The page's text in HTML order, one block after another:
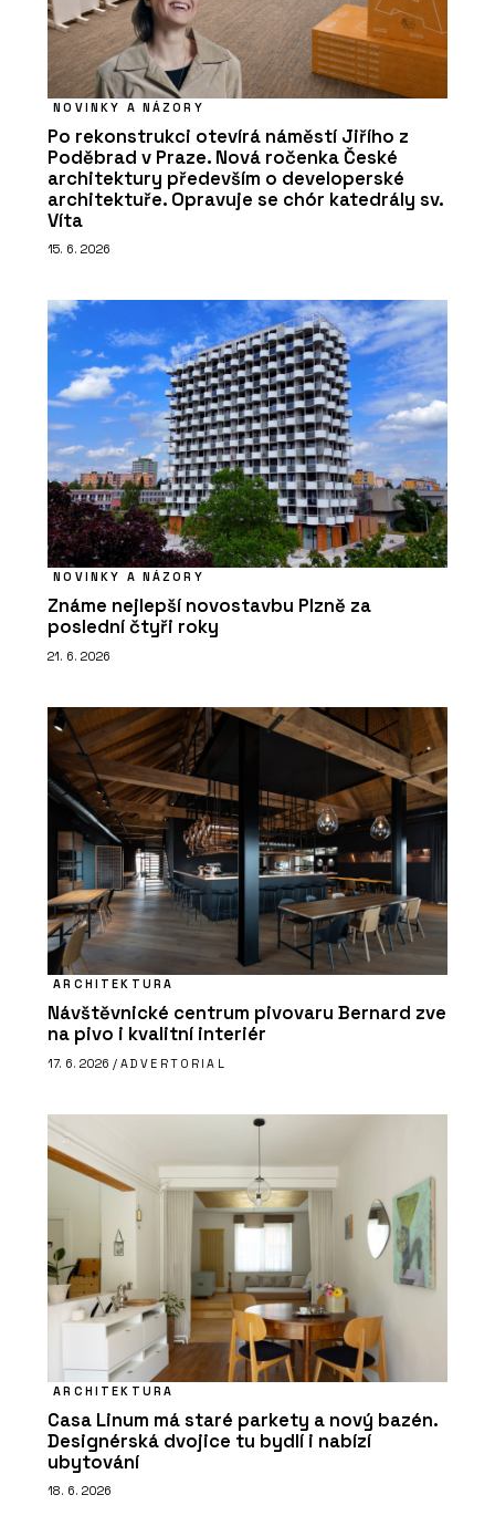
NOVINKY A NÁZORY
Po rekonstrukci otevírá náměstí Jiřího z
Poděbrad v Praze. Nová ročenka České
architektury především o developerské
architektuře. Opravuje se chór katedrály sv.
Víta
15. 6. 2026
NOVINKY A NÁZORY
Známe nejlepší novostavbu Plzně za
poslední čtyři roky
21. 6. 2026
ARCHITEKTURA
Návštěvnické centrum pivovaru Bernard zve
na pivo i kvalitní interiér
17. 6. 2026 / ADVERTORIAL
ARCHITEKTURA
Casa Linum má staré parkety a nový bazén.
Designérská dvojice tu bydlí i nabízí
ubytování
18. 6. 2026